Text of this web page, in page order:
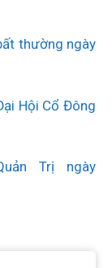
thường ngày
Hội Cổ Đông
Trị ngày